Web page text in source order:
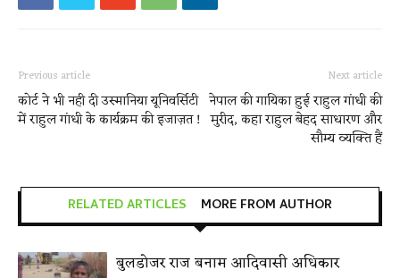
Previous article
कोर्ट ने भी नही दी उस्मानिया यूनिवर्सिटी
में राहुल गांधी के कार्यक्रम की इजाज़त !
Next article
नेपाल की गायिका हुई राहुल गांधी की
मुरीद, कहा राहुल बेहद साधारण और
सौम्य व्यक्ति हैं
RELATED ARTICLES MORE FROM AUTHOR
बुलडोजर राज बनाम आदिवासी अधिकार